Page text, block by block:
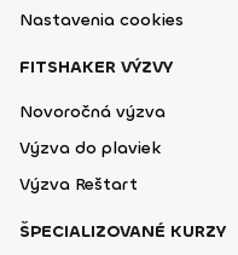
Nastavenia cookies
FITSHAKER VÝZVY
Novoročná výzva
Výzva do plaviek
Výzva Reštart
ŠPECIALIZOVANÉ KURZY